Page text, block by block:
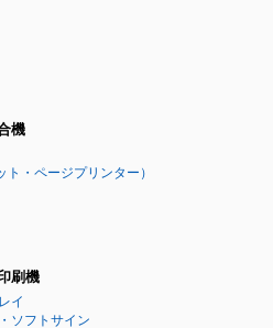
機
ト・ページプリンター）
刷機
イ
ソフトサイン